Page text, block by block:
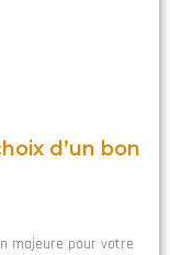
d’un bon
majeure pour votre